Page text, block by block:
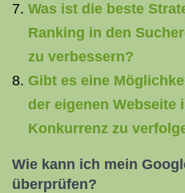
Was ist die beste
Ranking in den
zu verbessern?
Gibt es eine
der eigenen Webseite
Konkurrenz zu
Wie kann ich mein
überprüfen?